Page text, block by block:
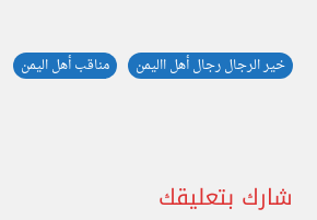
خير الرجال رجال أهل االيمن مناقب أهل اليمن
شارك بتعليقك